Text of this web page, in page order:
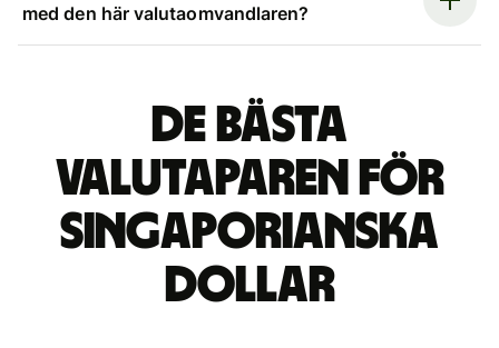
med den här valutaomvandlaren?
De bästa
valutaparen för
singaporianska
dollar